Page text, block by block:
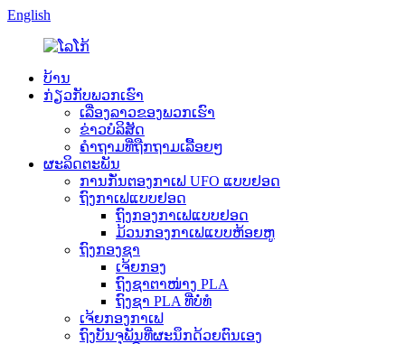
English
ບ້ານ
ກ່ຽວກັບພວກເຮົາ
ເລື່ອງລາວຂອງພວກເຮົາ
ຂ່າວບໍລິສັດ
ຄຳຖາມທີ່ຖືກຖາມເລື້ອຍໆ
ຜະລິດຕະພັນ
ການກັ່ນຕອງກາເຟ UFO ແບບຢອດ
ຖົງກາເຟແບບຢອດ
ຖົງກອງກາເຟແບບຢອດ
ມ້ວນກອງກາເຟແບບຫ້ອຍຫູ
ຖົງກອງຊາ
ເຈ້ຍກອງ
ຖົງຊາຕາໜ່າງ PLA
ຖົງຊາ PLA ທີ່ບໍ່ທໍ
ເຈ້ຍກອງກາເຟ
ຖົງບັນຈຸພັນທີ່ຜະນຶກດ້ວຍຕົນເອງ